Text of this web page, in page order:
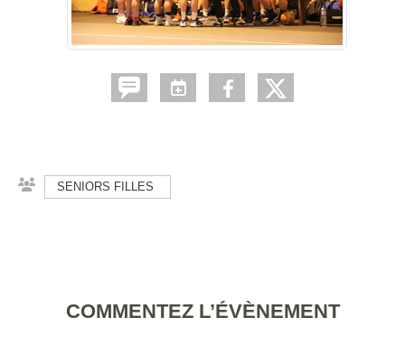
SENIORS FILLES
COMMENTEZ L’ÉVÈNEMENT